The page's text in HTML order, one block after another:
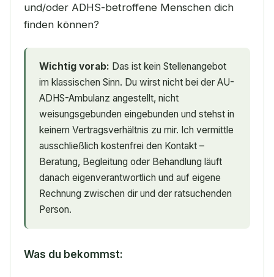
und/oder ADHS-betroffene Menschen dich
finden können?
Wichtig vorab: Das ist kein Stellenangebot
im klassischen Sinn. Du wirst nicht bei der AU-
ADHS-Ambulanz angestellt, nicht
weisungsgebunden eingebunden und stehst in
keinem Vertragsverhältnis zu mir. Ich vermittle
ausschließlich kostenfrei den Kontakt –
Beratung, Begleitung oder Behandlung läuft
danach eigenverantwortlich und auf eigene
Rechnung zwischen dir und der ratsuchenden
Person.
Was du bekommst: